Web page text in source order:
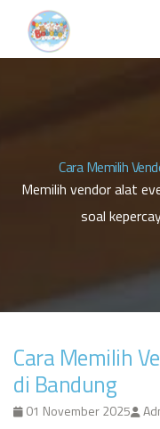
Cara Memilih
Memilih vendor alat
soal
Cara Memilih
di Bandung
01 November 2025